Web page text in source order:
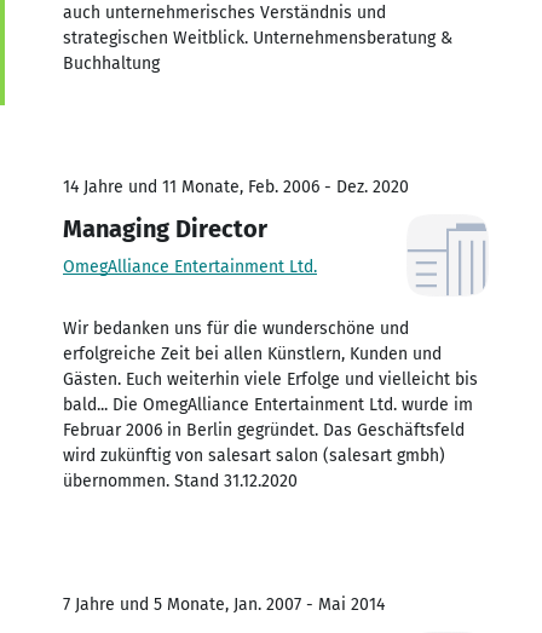
auch unternehmerisches Verständnis und
strategischen Weitblick. Unternehmensberatung &
Buchhaltung
14 Jahre und 11 Monate, Feb. 2006 - Dez. 2020
Managing Director
OmegAlliance Entertainment Ltd.
Wir bedanken uns für die wunderschöne und
erfolgreiche Zeit bei allen Künstlern, Kunden und
Gästen. Euch weiterhin viele Erfolge und vielleicht bis
bald... Die OmegAlliance Entertainment Ltd. wurde im
Februar 2006 in Berlin gegründet. Das Geschäftsfeld
wird zukünftig von salesart salon (salesart gmbh)
übernommen. Stand 31.12.2020
7 Jahre und 5 Monate, Jan. 2007 - Mai 2014